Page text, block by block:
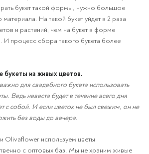
букет такой формы, нужно большое
материала. На такой букет уйдет в 2 раза
и растений, чем на букет в форме
И процесс сбора такого букета более
букеты из живых цветов.
для свадебного букета использовать
Ведь невеста будет в течение всего дня
с собой. И если цветок не был свежим, он не
без воды до вечера.
Olivaflower используем цветы
с оптовых баз. Мы не храним живые